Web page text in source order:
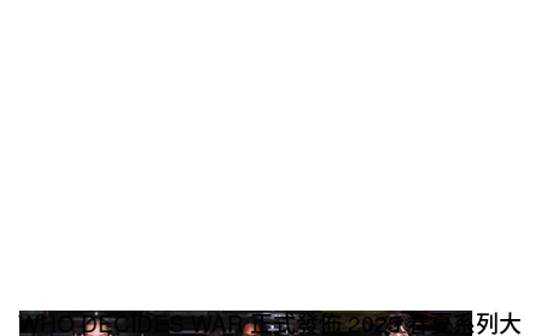
WHO DECIDES WAR 正式發佈 2025 春夏系列大